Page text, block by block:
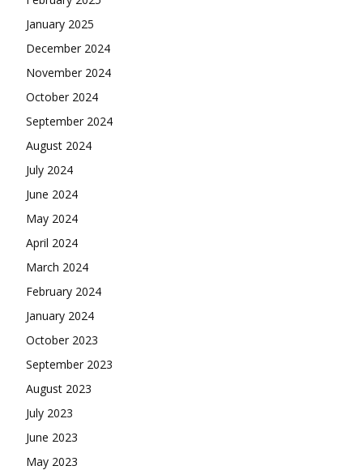
January 2025
December 2024
November 2024
October 2024
September 2024
August 2024
July 2024
June 2024
May 2024
April 2024
March 2024
February 2024
January 2024
October 2023
September 2023
August 2023
July 2023
June 2023
May 2023